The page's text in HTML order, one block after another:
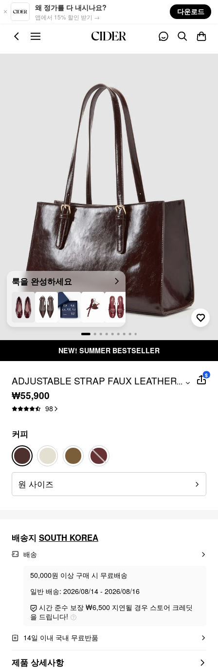
Skip to main content
왜 정가를 다 내시나요?
앱에서 15% 할인 받기 →
다운로드
룩을 완성하세요
NEW! SUMMER BESTSELLER
ADJUSTABLE STRAP FAUX LEATHER
TOTE BAG
...
₩55,900
98
$
커피
원 사이즈
배송지 SOUTH KOREA
배송
50,000원 이상 구매 시 무료배송
일반 배송: 2026/08/14 - 2026/08/16
시간 준수 보장 ₩6,500 지연될 경우 스토어 크레딧
을 드립니다!
14일 이내 국내 무료반품
제품 상세사항